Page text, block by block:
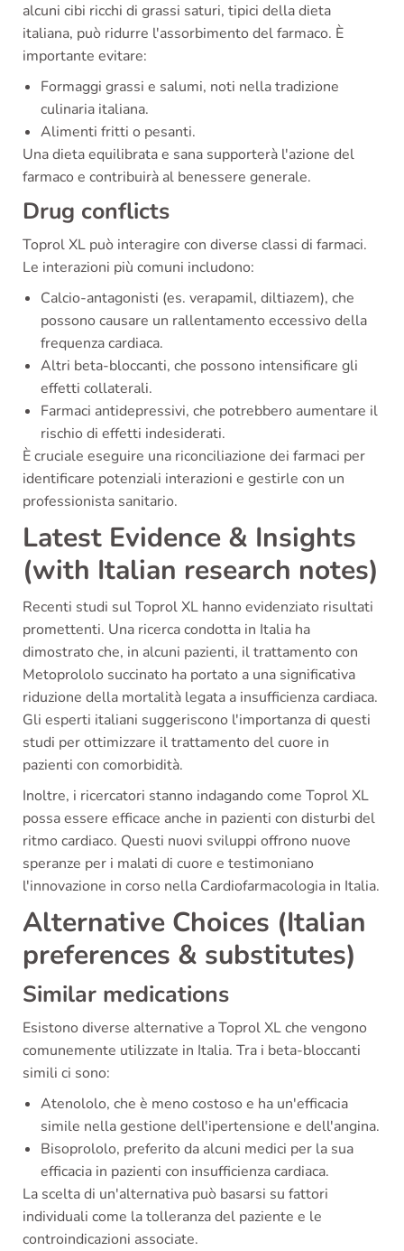
alcuni cibi ricchi di grassi saturi, tipici della dieta
italiana, può ridurre l'assorbimento del farmaco. È
importante evitare:
Formaggi grassi e salumi, noti nella tradizione
culinaria italiana.
Alimenti fritti o pesanti.
Una dieta equilibrata e sana supporterà l'azione del
farmaco e contribuirà al benessere generale.
Drug conflicts
Toprol XL può interagire con diverse classi di farmaci.
Le interazioni più comuni includono:
Calcio-antagonisti (es. verapamil, diltiazem), che
possono causare un rallentamento eccessivo della
frequenza cardiaca.
Altri beta-bloccanti, che possono intensificare gli
effetti collaterali.
Farmaci antidepressivi, che potrebbero aumentare il
rischio di effetti indesiderati.
È cruciale eseguire una riconciliazione dei farmaci per
identificare potenziali interazioni e gestirle con un
professionista sanitario.
Latest Evidence & Insights
(with Italian research notes)
Recenti studi sul Toprol XL hanno evidenziato risultati
promettenti. Una ricerca condotta in Italia ha
dimostrato che, in alcuni pazienti, il trattamento con
Metoprololo succinato ha portato a una significativa
riduzione della mortalità legata a insufficienza cardiaca.
Gli esperti italiani suggeriscono l'importanza di questi
studi per ottimizzare il trattamento del cuore in
pazienti con comorbidità.
Inoltre, i ricercatori stanno indagando come Toprol XL
possa essere efficace anche in pazienti con disturbi del
ritmo cardiaco. Questi nuovi sviluppi offrono nuove
speranze per i malati di cuore e testimoniano
l'innovazione in corso nella Cardiofarmacologia in Italia.
Alternative Choices (Italian
preferences & substitutes)
Similar medications
Esistono diverse alternative a Toprol XL che vengono
comunemente utilizzate in Italia. Tra i beta-bloccanti
simili ci sono:
Atenololo, che è meno costoso e ha un'efficacia
simile nella gestione dell'ipertensione e dell'angina.
Bisoprololo, preferito da alcuni medici per la sua
efficacia in pazienti con insufficienza cardiaca.
La scelta di un'alternativa può basarsi su fattori
individuali come la tolleranza del paziente e le
controindicazioni associate.